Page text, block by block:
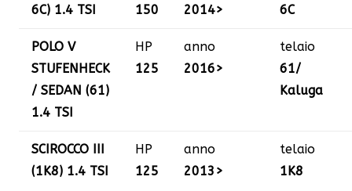
6C) 1.4 TSI
150
2014>
6C
POLO V
STUFENHECK
/ SEDAN (61)
1.4 TSI
HP
125
anno
2016>
telaio
61/
Kaluga
SCIROCCO III
(1K8) 1.4 TSI
HP
125
anno
2013>
telaio
1K8